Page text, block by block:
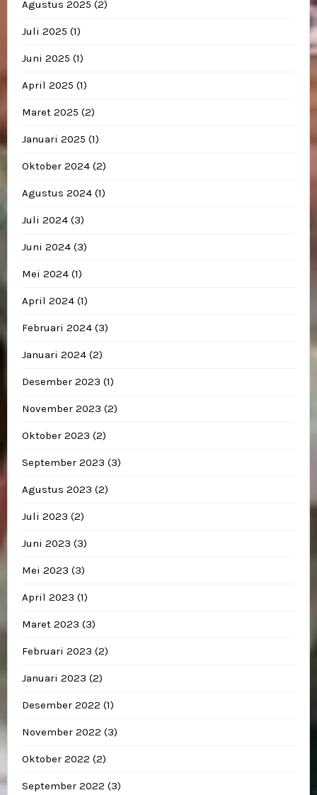
Agustus 2025 (2)
Juli 2025 (1)
Juni 2025 (1)
April 2025 (1)
Maret 2025 (2)
Januari 2025 (1)
Oktober 2024 (2)
Agustus 2024 (1)
Juli 2024 (3)
Juni 2024 (3)
Mei 2024 (1)
April 2024 (1)
Februari 2024 (3)
Januari 2024 (2)
Desember 2023 (1)
November 2023 (2)
Oktober 2023 (2)
September 2023 (3)
Agustus 2023 (2)
Juli 2023 (2)
Juni 2023 (3)
Mei 2023 (3)
April 2023 (1)
Maret 2023 (3)
Februari 2023 (2)
Januari 2023 (2)
Desember 2022 (1)
November 2022 (3)
Oktober 2022 (2)
September 2022 (3)